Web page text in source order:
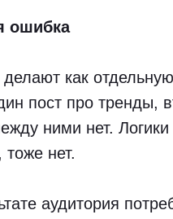
ошибка
делают как
пост про тренды,
ними нет.
нет.
аудитория